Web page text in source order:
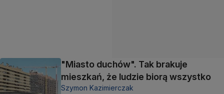
"Miasto duchów". Tak brakuje
mieszkań, że ludzie biorą wszystko
Szymon Kazimierczak